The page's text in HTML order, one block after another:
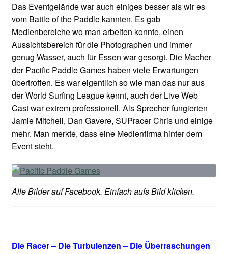
Das Eventgelände war auch einiges besser als wir es
vom Battle of the Paddle kannten. Es gab
Medienbereiche wo man arbeiten konnte, einen
Aussichtsbereich für die Photographen und immer
genug Wasser, auch für Essen war gesorgt. Die Macher
der Pacific Paddle Games haben viele Erwartungen
übertroffen. Es war eigentlich so wie man das nur aus
der World Surfing League kennt, auch der Live Web
Cast war extrem professionell. Als Sprecher fungierten
Jamie Mitchell, Dan Gavere, SUPracer Chris und einige
mehr. Man merkte, dass eine Medienfirma hinter dem
Event steht.
Alle Bilder auf Facebook. Einfach aufs Bild klicken.
Die Racer – Die Turbulenzen – Die Überraschungen